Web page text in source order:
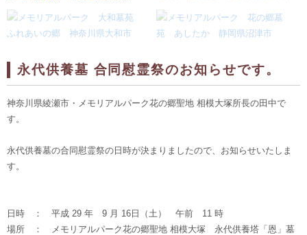
永代供養墓 合同慰霊祭のお知らせです。
神奈川県綾瀬市・メモリアルパーク花の郷聖地 相模大塚所長の田中で
す。
永代供養墓の合同慰霊祭の日時が決まりましたので、お知らせいたしま
す。
日時 ： 平成 29 年 9 月 16日（土） 午前 11 時
場所 ： メモリアルパーク花の郷聖地 相模大塚 永代供養塔「恩」墓